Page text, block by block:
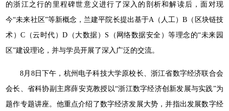
的浙江之行的里程碑世意义进行了深入的剖析和解读后，面对现
今“未来社区”等新概念，兰建平院长提出基于A（人工）B（区块链技
术）C（云时代）D（大数据）S（网络数据安全）等理念的“未来园
区”建设理论，并与学员开展了深入广泛的交流。
8月8日下午，杭州电子科技大学原校长、浙江省数字经济联合会
会长、省科协副主席薛安克教授以“浙江数字经济创新发展与实践”为
题作专题讲座。他重点介绍了数字经济发展大势，并指出发展数字经